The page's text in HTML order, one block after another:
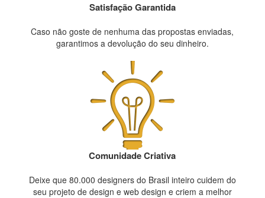
Satisfação Garantida
Caso não goste de nenhuma das propostas enviadas,
garantimos a devolução do seu dinheiro.
Comunidade Criativa
Deixe que 80.000 designers do Brasil inteiro cuidem do
seu projeto de design e web design e criem a melhor